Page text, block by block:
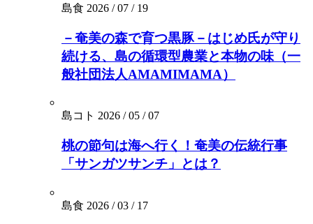
島食 2026 / 07 / 19
－奄美の森で育つ黒豚－はじめ氏が守り
続ける、島の循環型農業と本物の味（一
般社団法人AMAMIMAMA）
島コト 2026 / 05 / 07
桃の節句は海へ行く！奄美の伝統行事
「サンガツサンチ」とは？
島食 2026 / 03 / 17